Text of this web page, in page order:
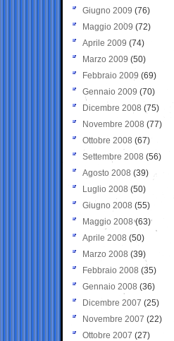
Giugno 2009 (76)
Maggio 2009 (72)
Aprile 2009 (74)
Marzo 2009 (50)
Febbraio 2009 (69)
Gennaio 2009 (70)
Dicembre 2008 (75)
Novembre 2008 (77)
Ottobre 2008 (67)
Settembre 2008 (56)
Agosto 2008 (39)
Luglio 2008 (50)
Giugno 2008 (55)
Maggio 2008(63)
Aprile 2008 (50)
Marzo 2008 (39)
Febbraio 2008 (35)
Gennaio 2008 (36)
Dicembre 2007 (25)
Novembre 2007 (22)
Ottobre 2007 (27)